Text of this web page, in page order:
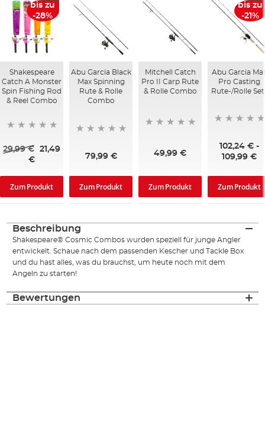
bis zu
-28%
Shakespeare
Catch A Monster
Spin Fishing Rod
& Reel Combo
29,99 €
21,49
€
Zum Produkt
Abu Garcia Black
Max Spinning
Rute & Rolle
Combo
79,99 €
Zum Produkt
Mitchell Catch
Pro II Carp Rute
& Rolle Combo
49,99 €
Zum Produkt
bis zu
-21%
Abu Garcia
Pro Casting
Rute-/Rolle
102,24 € -
109,99 €
Zum Produkt
Beschreibung
Shakespeare® Cosmic Combos wurden speziell für junge Angler
entwickelt. Schaue nach dem passenden Kescher und Tackle Box
und du hast alles, was du brauchst, um heute noch mit dem
Angeln zu starten!
Bewertungen